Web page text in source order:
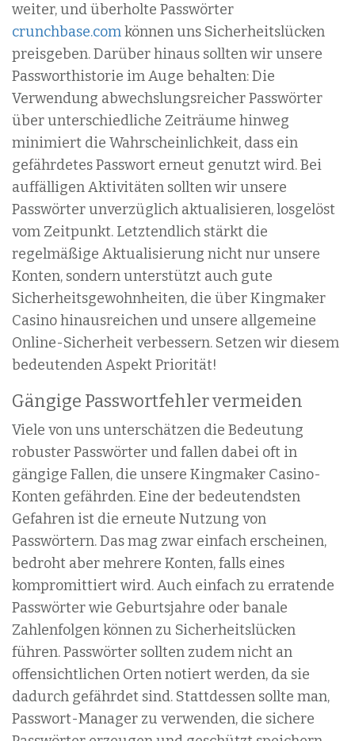
weiter, und überholte Passwörter
crunchbase.comkönnen uns Sicherheitslücken
preisgeben. Darüber hinaus sollten wir unsere
Passworthistorie im Auge behalten: Die
Verwendung abwechslungsreicher Passwörter
über unterschiedliche Zeiträume hinweg
minimiert die Wahrscheinlichkeit, dass ein
gefährdetes Passwort erneut genutzt wird. Bei
auffälligen Aktivitäten sollten wir unsere
Passwörter unverzüglich aktualisieren, losgelöst
vom Zeitpunkt. Letztendlich stärkt die
regelmäßige Aktualisierung nicht nur unsere
Konten, sondern unterstützt auch gute
Sicherheitsgewohnheiten, die über Kingmaker
Casino hinausreichen und unsere allgemeine
Online-Sicherheit verbessern. Setzen wir diesem
bedeutenden Aspekt Priorität!
Gängige Passwortfehler vermeiden
Viele von uns unterschätzen die Bedeutung
robuster Passwörter und fallen dabei oft in
gängige Fallen, die unsere Kingmaker Casino-
Konten gefährden. Eine der bedeutendsten
Gefahren ist die erneute Nutzung von
Passwörtern. Das mag zwar einfach erscheinen,
bedroht aber mehrere Konten, falls eines
kompromittiert wird. Auch einfach zu erratende
Passwörter wie Geburtsjahre oder banale
Zahlenfolgen können zu Sicherheitslücken
führen. Passwörter sollten zudem nicht an
offensichtlichen Orten notiert werden, da sie
dadurch gefährdet sind. Stattdessen sollte man,
Passwort-Manager zu verwenden, die sichere